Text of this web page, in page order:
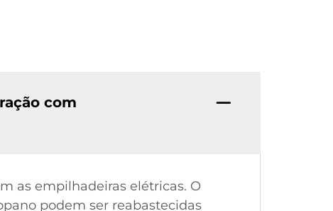
com
as empilhadeiras elétricas. O
podem ser reabastecidas